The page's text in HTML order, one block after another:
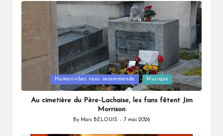
in
Humanvibes vous recommande Musique
Au cimetière du Père-Lachaise, les fans fêtent Jim
Morrison
Posted
By Marc BELOUIS 7 mai 2026